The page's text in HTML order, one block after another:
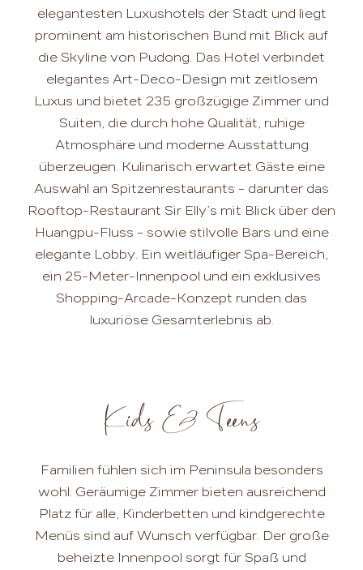
elegantesten Luxushotels der Stadt und liegt
prominent am historischen Bund mit Blick auf
die Skyline von Pudong. Das Hotel verbindet
elegantes Art-Deco-Design mit zeitlosem
Luxus und bietet 235 großzügige Zimmer und
Suiten, die durch hohe Qualität, ruhige
Atmosphäre und moderne Ausstattung
überzeugen. Kulinarisch erwartet Gäste eine
Auswahl an Spitzenrestaurants – darunter das
Rooftop-Restaurant Sir Elly’s mit Blick über den
Huangpu-Fluss – sowie stilvolle Bars und eine
elegante Lobby. Ein weitläufiger Spa-Bereich,
ein 25-Meter-Innenpool und ein exklusives
Shopping-Arcade-Konzept runden das
luxuriöse Gesamterlebnis ab.
Kids & Teens
Familien fühlen sich im Peninsula besonders
wohl: Geräumige Zimmer bieten ausreichend
Platz für alle, Kinderbetten und kindgerechte
Menüs sind auf Wunsch verfügbar. Der große
beheizte Innenpool sorgt für Spaß und